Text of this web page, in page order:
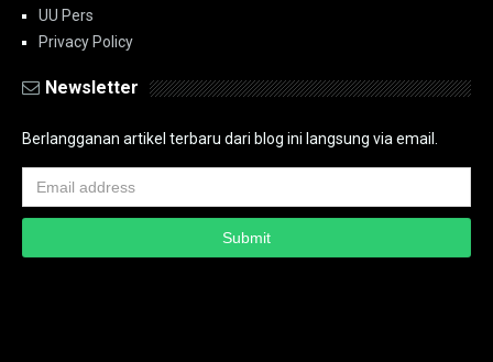
UU Pers
Privacy Policy
Newsletter
Berlangganan artikel terbaru dari blog ini langsung via email.